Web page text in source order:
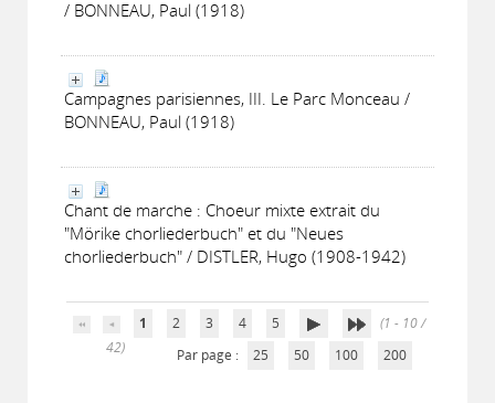
/ BONNEAU, Paul (1918)
Campagnes parisiennes, III. Le Parc Monceau /
BONNEAU, Paul (1918)
Chant de marche : Choeur mixte extrait du
"Mörike chorliederbuch" et du "Neues
chorliederbuch" / DISTLER, Hugo (1908-1942)
1 2 3 4 5
(1 - 10 /
42)
Par page : 25 50 100 200